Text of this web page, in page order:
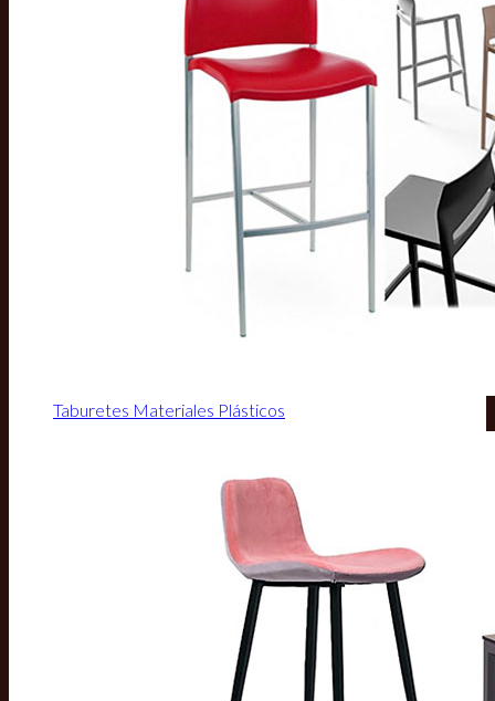
Taburetes Materiales Plásticos